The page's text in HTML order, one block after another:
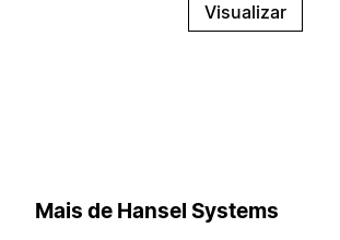
Visualizar
Mais de Hansel Systems